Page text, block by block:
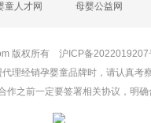
童人才网 母婴公益网
版权所有 沪ICP备2022019207
理经销孕婴童品牌时，请认真考
作之前一定要签署相关协议，明确